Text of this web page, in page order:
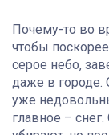
Почему-то во
чтобы
серое небо,
даже в городе.
уже
главное – снег.